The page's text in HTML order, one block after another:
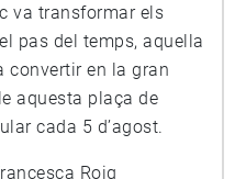
va transformar els
pas del temps, aquella
convertir en la gran
aquesta plaça de
cada 5 d’agost.